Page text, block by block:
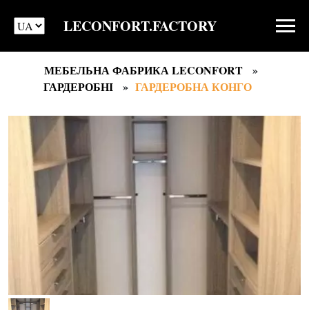
LECONFORT.FACTORY
МЕБЕЛЬНА ФАБРИКА LECONFORT
ГАРДЕРОБНІ
ГАРДЕРОБНА КОНГО